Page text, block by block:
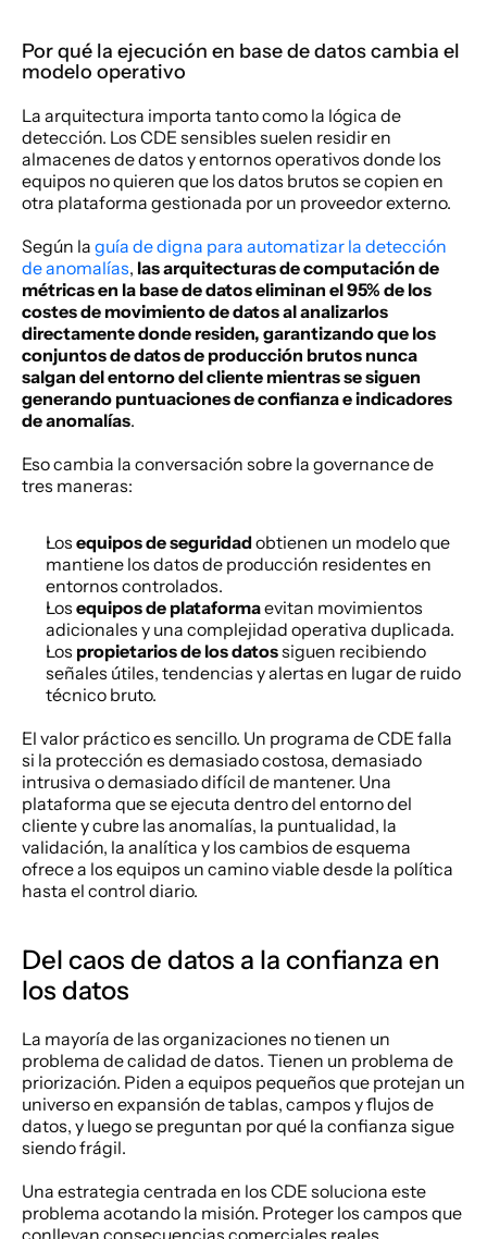
Por qué la ejecución en base de datos cambia el
modelo operativo
La arquitectura importa tanto como la lógica de
detección. Los CDE sensibles suelen residir en
almacenes de datos y entornos operativos donde los
equipos no quieren que los datos brutos se copien en
otra plataforma gestionada por un proveedor externo.
Según la guía de digna para automatizar la detección
de anomalías, las arquitecturas de computación de
métricas en la base de datos eliminan el 95% de los
costes de movimiento de datos al analizarlos
directamente donde residen, garantizando que los
conjuntos de datos de producción brutos nunca
salgan del entorno del cliente mientras se siguen
generando puntuaciones de confianza e indicadores
de anomalías.
Eso cambia la conversación sobre la governance de
tres maneras:
Los equipos de seguridad obtienen un modelo que
mantiene los datos de producción residentes en
entornos controlados.
Los equipos de plataforma evitan movimientos
adicionales y una complejidad operativa duplicada.
Los propietarios de los datos siguen recibiendo
señales útiles, tendencias y alertas en lugar de ruido
técnico bruto.
El valor práctico es sencillo. Un programa de CDE falla
si la protección es demasiado costosa, demasiado
intrusiva o demasiado difícil de mantener. Una
plataforma que se ejecuta dentro del entorno del
cliente y cubre las anomalías, la puntualidad, la
validación, la analítica y los cambios de esquema
ofrece a los equipos un camino viable desde la política
hasta el control diario.
Del caos de datos a la confianza en
los datos
La mayoría de las organizaciones no tienen un
problema de calidad de datos. Tienen un problema de
priorización. Piden a equipos pequeños que protejan un
universo en expansión de tablas, campos y flujos de
datos, y luego se preguntan por qué la confianza sigue
siendo frágil.
Una estrategia centrada en los CDE soluciona este
problema acotando la misión. Proteger los campos que